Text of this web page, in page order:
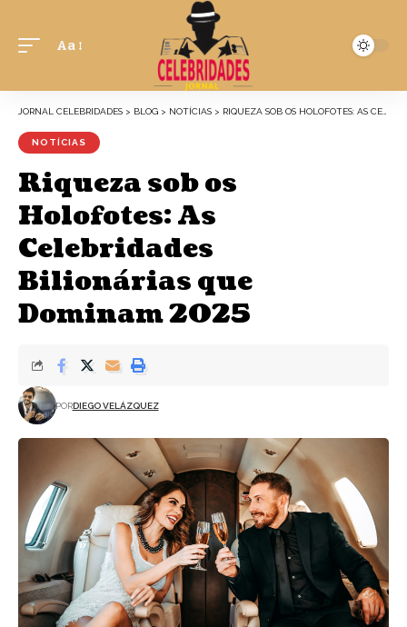
Aa
JORNAL CELEBRIDADES > BLOG > NOTÍCIAS > RIQUEZA SOB OS HOLOFOTES: AS CELEBRIDADES BILIONÁRIAS QUE DOMINAM 2025
NOTÍCIAS
Riqueza sob os
Holofotes: As
Celebridades
Bilionárias que
Dominam 2025
PORDIEGO VELÁZQUEZ